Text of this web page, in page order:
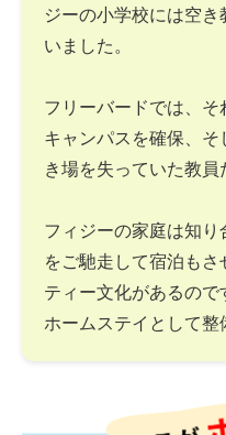
ジーの小学校には空
いました。
フリーバードでは、
キャンパスを確保、
き場を失っていた教員
フィジーの家庭は知
をご馳走して宿泊もさ
ティー文化があるの
ホームステイとして整